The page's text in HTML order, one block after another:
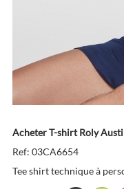
Acheter T-shirt Roly
Ref: 03CA6654
Tee shirt technique à